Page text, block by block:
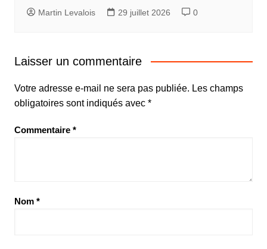
Martin Levalois 29 juillet 2026 0
Laisser un commentaire
Votre adresse e-mail ne sera pas publiée. Les champs
obligatoires sont indiqués avec *
Commentaire *
Nom *